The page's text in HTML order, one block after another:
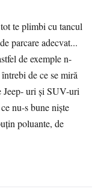
te plimbi cu tancul
parcare adecvat...
de exemple n-
de ce se miră
Jeep- uri și SUV-uri
nu-s bune niște
poluante, de